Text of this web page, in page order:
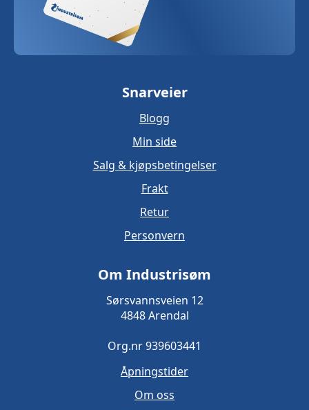
Snarveier
Blogg
Min side
Salg & kjøpsbetingelser
Frakt
Retur
Personvern
Om Industrisøm
Sørsvannsveien 12
4848 Arendal
Org.nr 939603441
Åpningstider
Om oss